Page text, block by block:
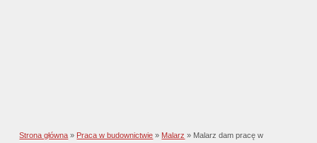
Strona główna » Praca w budownictwie » Malarz » Malarz dam pracę w